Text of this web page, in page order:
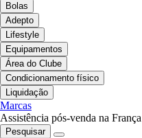
Bolas
Adepto
Lifestyle
Equipamentos
Área do Clube
Condicionamento físico
Liquidação
Marcas
Assistência pós-venda na França
Pesquisar